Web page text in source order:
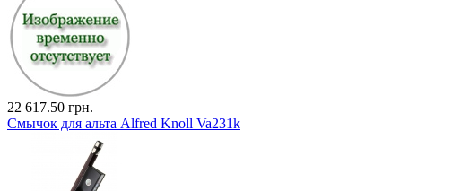
22 617.50 грн.
Смычок для альта Alfred Knoll Va231k